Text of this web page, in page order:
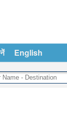
English